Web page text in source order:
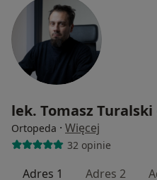
lek. Tomasz Turalski
Ortopeda · Więcej
32 opinie
Adres 1 Adres 2